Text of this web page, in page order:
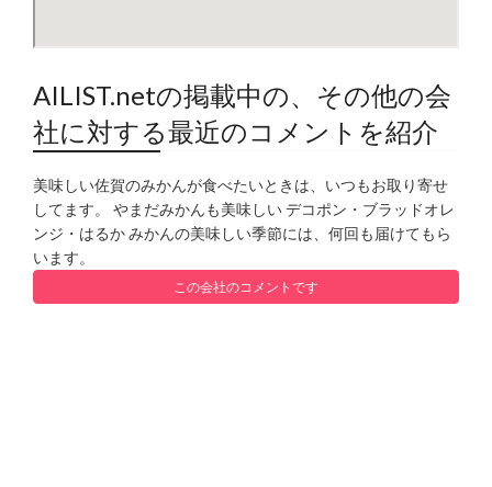
AILIST.netの掲載中の、その他の会
社に対する最近のコメントを紹介
美味しい佐賀のみかんが食べたいときは、いつもお取り寄せ
してます。 やまだみかんも美味しい デコポン・ブラッドオレ
ンジ・はるか みかんの美味しい季節には、何回も届けてもら
います。
この会社のコメントです